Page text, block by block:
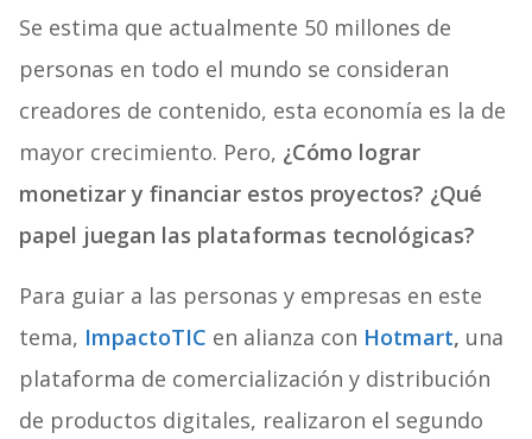
Se estima que actualmente 50 millones de
personas en todo el mundo se consideran
creadores de contenido, esta economía es la de
mayor crecimiento. Pero, ¿Cómo lograr
monetizar y financiar estos proyectos? ¿Qué
papel juegan las plataformas tecnológicas?
Para guiar a las personas y empresas en este
tema, ImpactoTIC en alianza con Hotmart, una
plataforma de comercialización y distribución
de productos digitales, realizaron el segundo